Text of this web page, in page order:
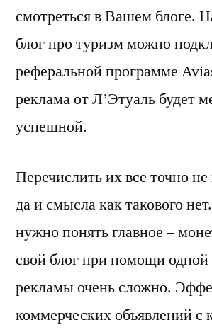
смотреться в Вашем блоге.
блог про туризм можно
реферальной программе
реклама от Л’Этуаль будет
успешной.
Перечислить их все точно
да и смысла как такового
нужно понять главное –
свой блог при помощи одной
рекламы очень сложно.
коммерческих объявлений